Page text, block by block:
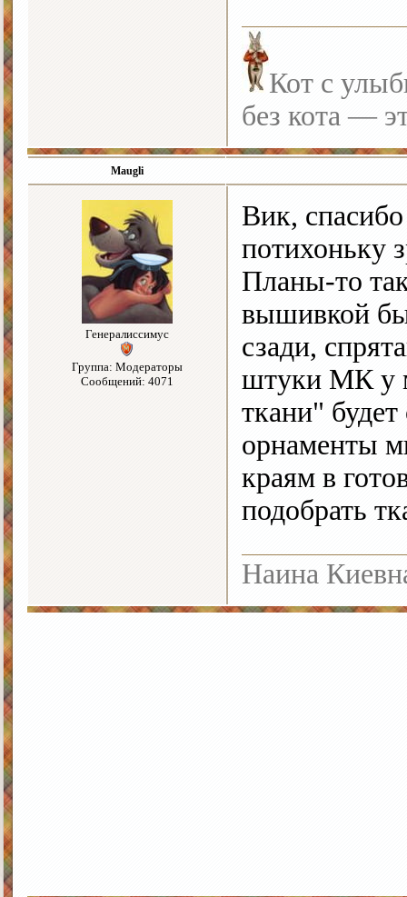
Кот с
без кота —
Maugli
Генералиссимус
Группа: Модераторы
Сообщений: 4071
Вик,
потихоньку
Планы-то
вышивкой
сзади,
штуки МК у
ткани"
орнаменты
краям в
подобрать
Наина